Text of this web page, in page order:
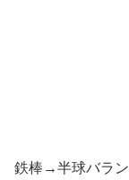
鉄棒→半球バラ